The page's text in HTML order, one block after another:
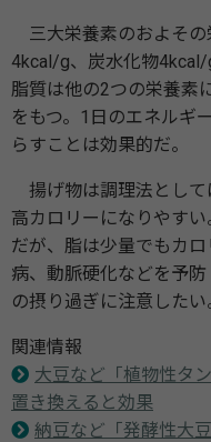
三大栄養素のおよその
4kcal/g、炭水化物4kcal/
脂質は他の2つの栄養素
をもつ。1日のエネルギ
らすことは効果的だ。
揚げ物は調理法として
高カロリーになりやす
だが、脂は少量でもカ
病、動脈硬化などを予
の摂り過ぎに注意したい
関連情報
大豆など「植物性タ
置き換えると効果
納豆など「発酵性大